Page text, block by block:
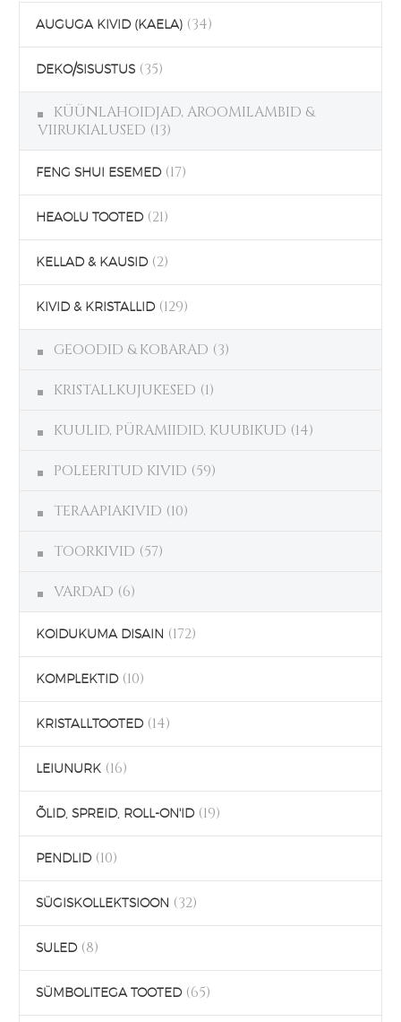
AUGUGA KIVID (KAELA) (34)
DEKO/SISUSTUS (35)
KÜÜNLAHOIDJAD, AROOMILAMBID &
VIIRUKIALUSED (13)
FENG SHUI ESEMED (17)
HEAOLU TOOTED (21)
KELLAD & KAUSID (2)
KIVID & KRISTALLID (129)
GEOODID & KOBARAD (3)
KRISTALLKUJUKESED (1)
KUULID, PÜRAMIIDID, KUUBIKUD (14)
POLEERITUD KIVID (59)
TERAAPIAKIVID (10)
TOORKIVID (57)
VARDAD (6)
KOIDUKUMA DISAIN (172)
KOMPLEKTID (10)
KRISTALLTOOTED (14)
LEIUNURK (16)
ÕLID, SPREID, ROLL-ON'ID (19)
PENDLID (10)
SÜGISKOLLEKTSIOON (32)
SULED (8)
SÜMBOLITEGA TOOTED (65)